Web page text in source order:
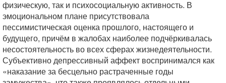
физическую, так и психосоциальную активность. В
эмоциональном плане присутствовала
пессимистическая оценка прошлого, настоящего и
будущего, причём в жалобах наиболее подчёркивалась
несостоятельность во всех сферах жизнедеятельности.
Субъективно депрессивный аффект воспринимался как
«наказание за бесцельно растраченные годы